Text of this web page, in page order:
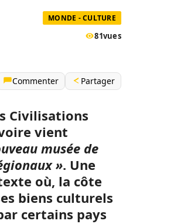
MONDE - CULTURE
81vues
Commenter Partager
Civilisations
vient
musée de
». Une
où, la côte
biens culturels
certains pays